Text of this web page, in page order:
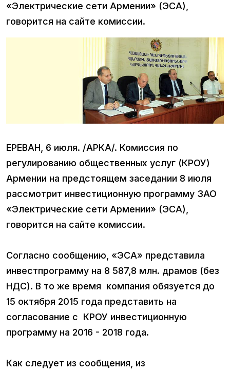
«Электрические сети Армении» (ЭСА),
говорится на сайте комиссии.
ЕРЕВАН, 6 июля. /АРКА/. Комиссия по
регулированию общественных услуг (КРОУ)
Армении на предстоящем заседании 8 июля
рассмотрит инвестиционную программу ЗАО
«Электрические сети Армении» (ЭСА),
говорится на сайте комиссии.
Согласно сообщению, «ЭСА» представила
инвестпрограмму на 8 587,8 млн. драмов (без
НДС). В то же время компания обязуется до
15 октября 2015 года представить на
согласование с КРОУ инвестиционную
программу на 2016 - 2018 года.
Как следует из сообщения, из